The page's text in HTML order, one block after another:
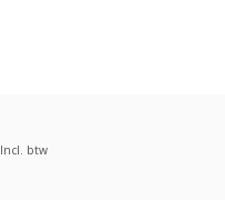
Incl. btw